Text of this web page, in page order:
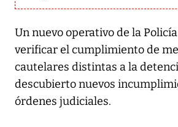
Un nuevo operativo de la
verificar el cumplimiento de
cautelares distintas a la
descubierto nuevos
órdenes judiciales.